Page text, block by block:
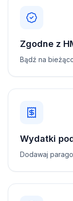
Zgodne z
Bądź na
Wydatki
Dodawaj